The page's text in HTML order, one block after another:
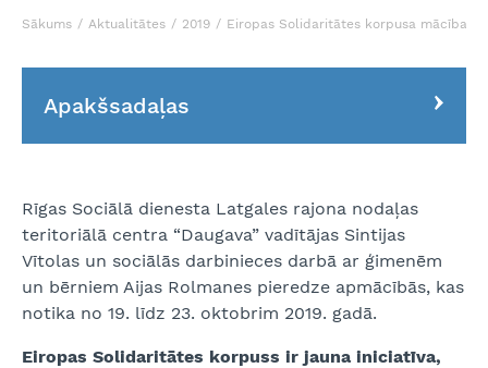
Sākums Aktualitātes 2019 Eiropas Solidaritātes korpusa mācības
Apakšsadaļas
Rīgas Sociālā dienesta Latgales rajona nodaļas
teritoriālā centra “Daugava” vadītājas Sintijas
Vītolas un sociālās darbinieces darbā ar ģimenēm
un bērniem Aijas Rolmanes pieredze apmācībās, kas
notika no 19. līdz 23. oktobrim 2019. gadā.
Eiropas Solidaritātes korpuss ir jauna iniciatīva,